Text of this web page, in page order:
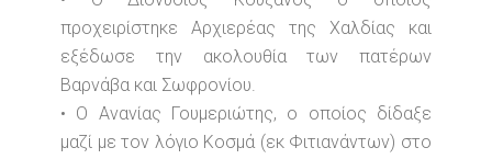
προχειρίστηκε Αρχιερέας της Χαλδίας και
εξέδωσε την ακολουθία των πατέρων
Βαρνάβα και Σωφρονίου.
• Ο Ανανίας Γουμεριώτης, ο οποίος δίδαξε
μαζί με τον λόγιο Κοσμά (εκ Φιτιανάντων) στο